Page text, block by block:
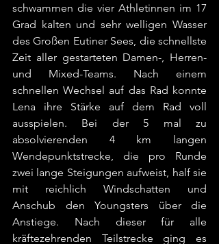
schwammen die vier Athletinnen im 17
Grad kalten und sehr welligen Wasser
des Großen Eutiner Sees, die schnellste
Zeit aller gestarteten Damen-, Herren-
und Mixed-Teams. Nach einem
schnellen Wechsel auf das Rad konnte
Lena ihre Stärke auf dem Rad voll
ausspielen. Bei der 5 mal zu
absolvierenden 4 km langen
Wendepunktstrecke, die pro Runde
zwei lange Steigungen aufweist, half sie
mit reichlich Windschatten und
Anschub den Youngsters über die
Anstiege. Nach dieser für alle
kräftezehrenden Teilstrecke ging es